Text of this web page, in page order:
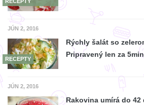
JÚN 2, 2016
RECEPTY
Rýchly šalát so
Pripravený len za
JÚN 2, 2016
Rakovina umírá do